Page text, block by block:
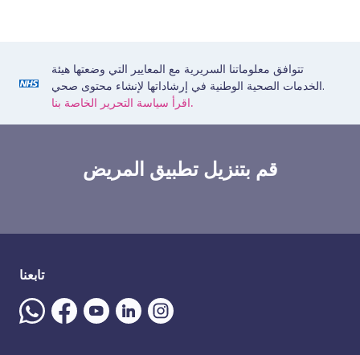
تتوافق معلوماتنا السريرية مع المعايير التي وضعتها هيئة
الخدمات الصحية الوطنية في إرشاداتها لإنشاء محتوى صحي.
اقرأ سياسة التحرير الخاصة بنا.
قم بتنزيل تطبيق المريض
تابعنا